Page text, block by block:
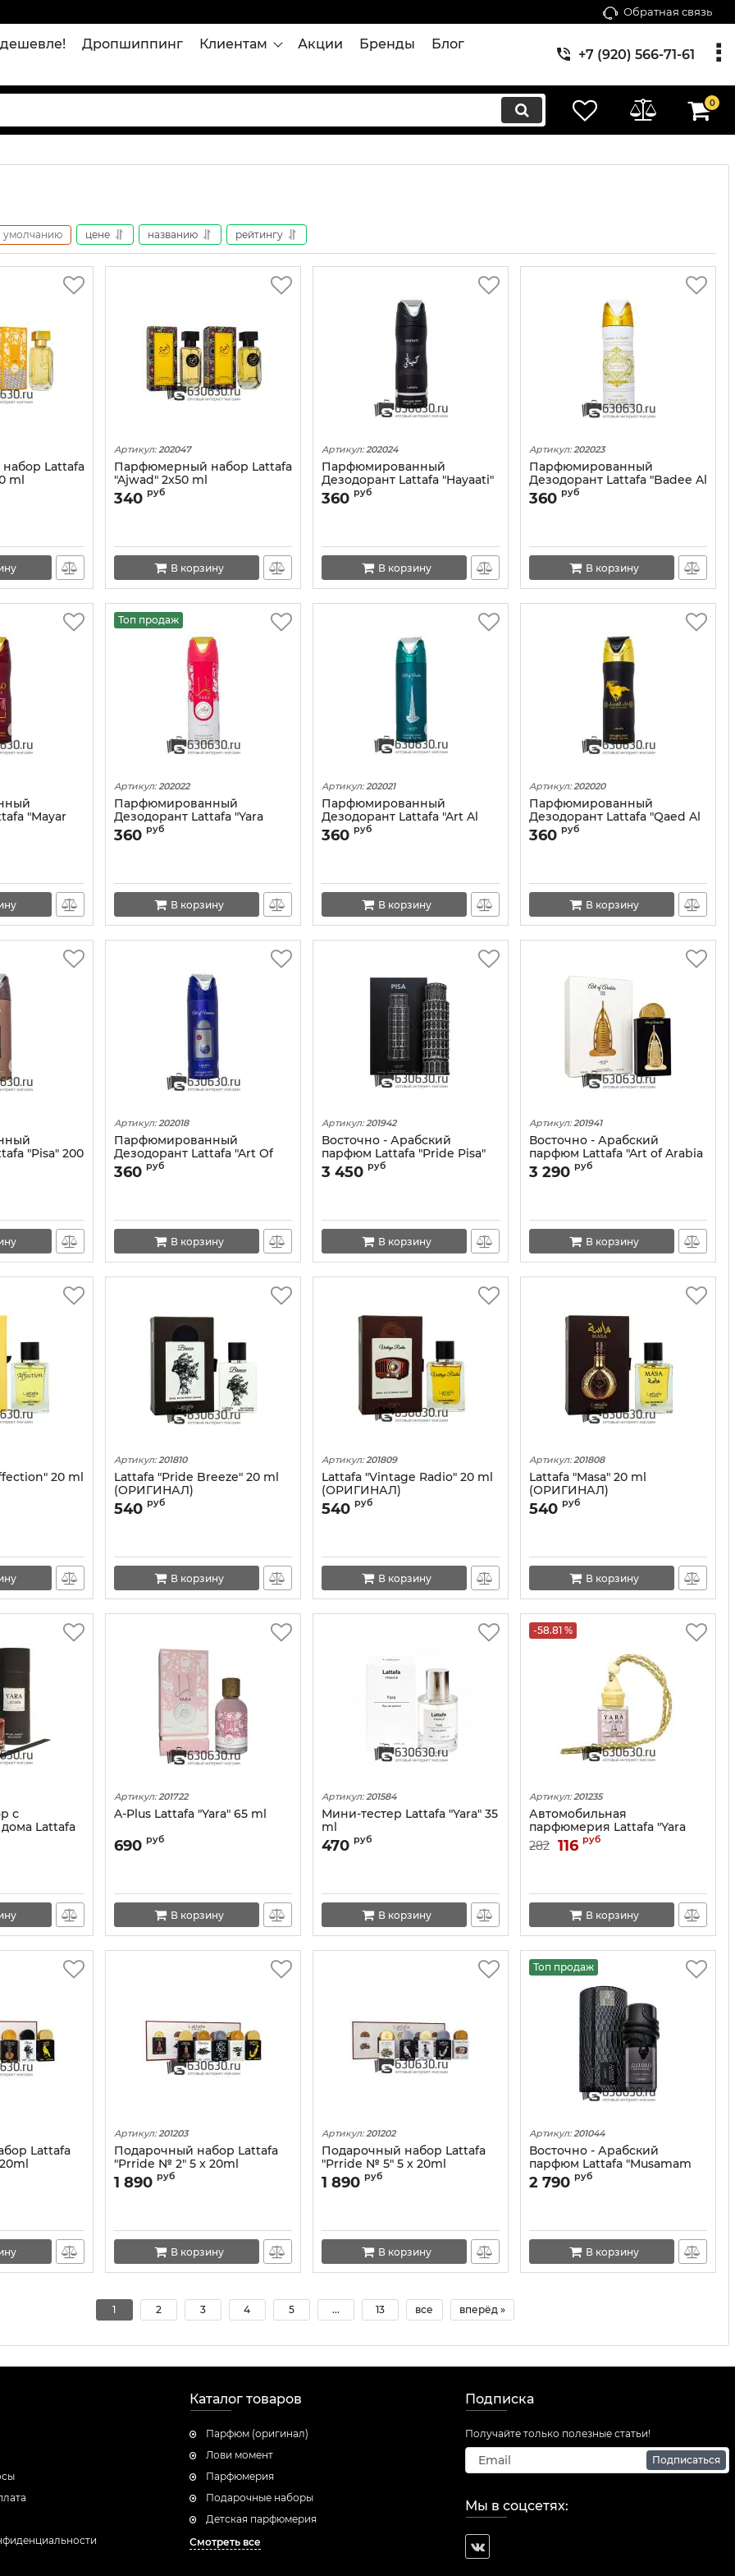
Обратная связь
Дропшиппинг Клиентам Акции Бренды
Блог
+7 (920) 566-71-61
0
умолчанию цене названию рейтингу
Lattafa
ml
Артикул: 202047
Парфюмерный набор Lattafa
"Ajwad" 2x50 ml
340 руб
В корзину
Артикул: 202024
Парфюмированный
Дезодорант Lattafa "Hayaati"
200 ml
360 руб
В корзину
Артикул: 202023
Парфюмированный
Дезодорант Lattafa "Badee Al
Oud Honor & Glory" 200 ml
360 руб
В корзину
"Mayar
ml
Топ продаж
Артикул: 202022
Парфюмированный
Дезодорант Lattafa "Yara
Candy" 200 ml
360 руб
В корзину
Артикул: 202021
Парфюмированный
Дезодорант Lattafa "Art Al
Arabia" 200 ml
360 руб
В корзину
Артикул: 202020
Парфюмированный
Дезодорант Lattafa "Qaed Al
Fursan" 200 ml
360 руб
В корзину
"Pisa" 200
Артикул: 202018
Парфюмированный
Дезодорант Lattafa "Art Of
Universe" 200 ml
360 руб
В корзину
Артикул: 201942
Восточно - Арабский
парфюм Lattafa "Pride Pisa"
100 ml
3 450 руб
В корзину
Артикул: 201941
Восточно - Арабский
парфюм Lattafa "Art of Arabia
III" 100 ml
3 290 руб
В корзину
20 ml
Артикул: 201810
Lattafa "Pride Breeze" 20 ml
(ОРИГИНАЛ)
540 руб
В корзину
Артикул: 201809
Lattafa "Vintage Radio" 20 ml
(ОРИГИНАЛ)
540 руб
В корзину
Артикул: 201808
Lattafa "Masa" 20 ml
(ОРИГИНАЛ)
540 руб
В корзину
с
Lattafa
Артикул: 201722
A-Plus Lattafa "Yara" 65 ml
690 руб
В корзину
Артикул: 201584
Мини-тестер Lattafa "Yara" 35
ml
470 руб
В корзину
-58.81 %
Артикул: 201235
Автомобильная
парфюмерия Lattafa "Yara
NEW" 12 ml
282 116 руб
В корзину
Lattafa
Артикул: 201203
Подарочный набор Lattafa
"Prride № 2" 5 x 20ml
1 890 руб
В корзину
Артикул: 201202
Подарочный набор Lattafa
"Prride № 5" 5 x 20ml
1 890 руб
В корзину
Топ продаж
Артикул: 201044
Восточно - Арабский
парфюм Lattafa "Musamam
Black Intense" 100 ml
2 790 руб
В корзину
1 2 3 4 5 ... 13 все вперёд »
Каталог товаров
Парфюм (оригинал)
Лови момент
Парфюмерия
Подарочные наборы
Детская парфюмерия
Смотреть все
Подписка
Получайте только полезные статьи!
Подписаться
Мы в соцсетях: